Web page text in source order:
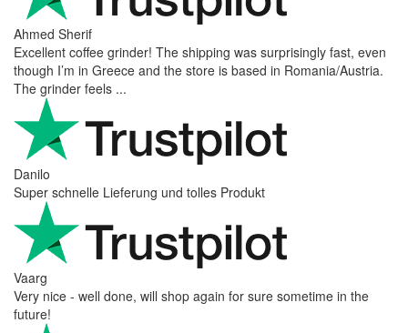
Ahmed Sherif
Excellent coffee grinder! The shipping was surprisingly fast, even
though I’m in Greece and the store is based in Romania/Austria.
The grinder feels ...
Danilo
Super schnelle Lieferung und tolles Produkt
Vaarg
Very nice - well done, will shop again for sure sometime in the
future!